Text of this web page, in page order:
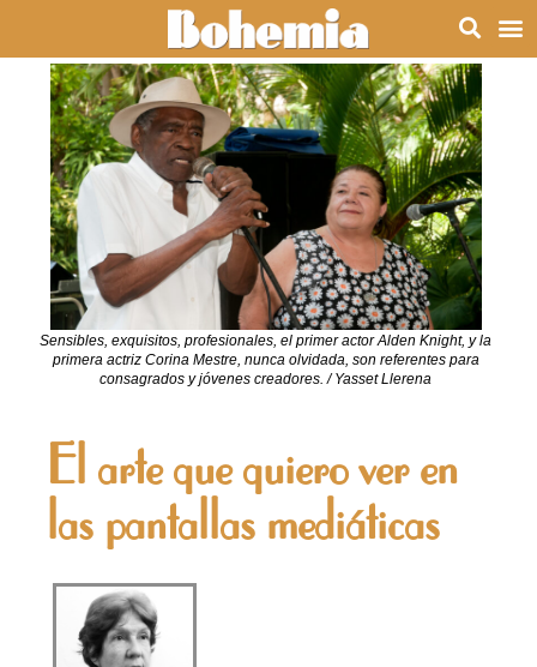
Sensibles, exquisitos, profesionales, el primer actor Alden Knight, y la
primera actriz Corina Mestre, nunca olvidada, son referentes para
consagrados y jóvenes creadores. / Yasset Llerena
El arte que quiero ver en
las pantallas mediáticas